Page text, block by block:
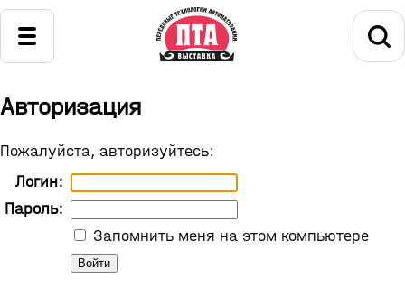
Авторизация
Пожалуйста, авторизуйтесь:
Логин:
Пароль:
Запомнить меня на этом компьютере